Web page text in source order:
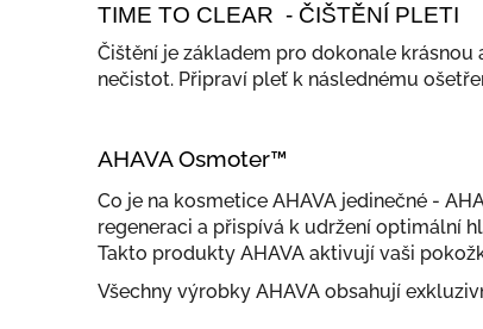
TIME TO CLEAR - ČIŠTĚNÍ PLETI
Čištění je základem pro dokonale
nečistot. Připraví pleť k následnému
AHAVA Osmoter™
Co je na kosmetice AHAVA jedinečné -
regeneraci a přispívá k udržení optimální
Takto produkty AHAVA aktivují vaši
Všechny výrobky AHAVA obsahují